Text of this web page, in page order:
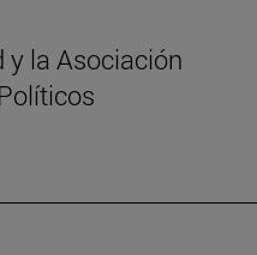
y la Asociación